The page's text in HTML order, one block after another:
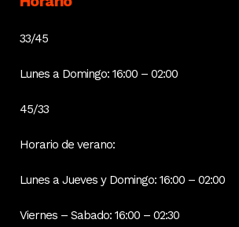
33/45
Lunes a Domingo: 16:00 – 02:00
45/33
Horario de verano:
Lunes a Jueves y Domingo: 16:00 – 02:00
Viernes – Sabado: 16:00 – 02:30